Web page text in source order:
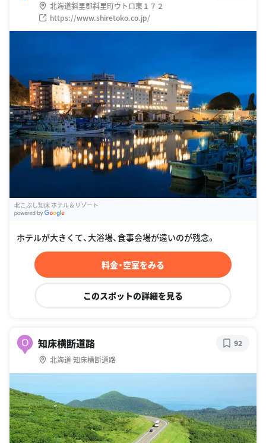
北海道斜里郡斜里町ウトロ東１７２
https://www.shiretoko.co.jp/
北こぶし知床 ホテル＆リゾート
ホテルが大きくて、大浴場、食事会場が遠いのが残念。
料金・空室をみる
このスポットの詳細を見る
O 知床横断道路
北海道 知床横断道路
92